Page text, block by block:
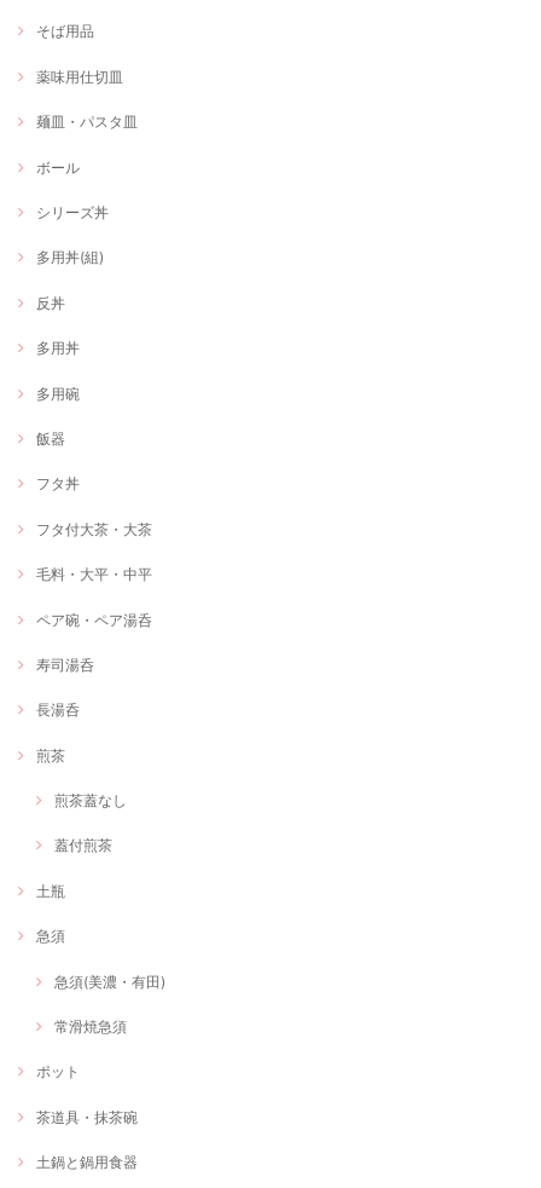
そば用品
薬味用仕切皿
麺皿・パスタ皿
ボール
シリーズ丼
多用丼(組)
反丼
多用丼
多用碗
飯器
フタ丼
フタ付大茶・大茶
毛料・大平・中平
ペア碗・ペア湯呑
寿司湯呑
長湯呑
煎茶
煎茶蓋なし
蓋付煎茶
土瓶
急須
急須(美濃・有田)
常滑焼急須
ポット
茶道具・抹茶碗
土鍋と鍋用食器